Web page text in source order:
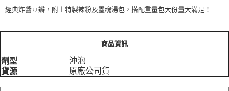
經典炸醬豆瓣，附上特製辣粉及靈魂湯包，搭配重量包大份量大滿足！
商品資訊
劑型
沖泡
貨源
原廠公司貨